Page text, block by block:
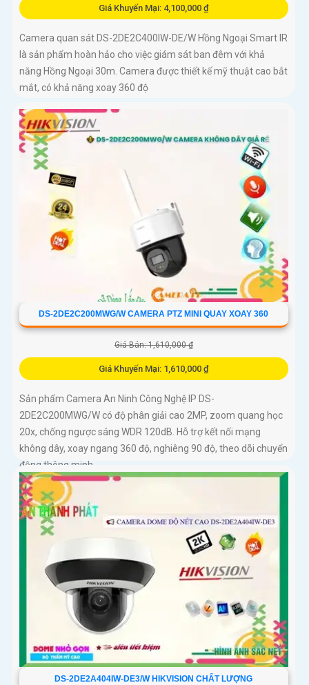
Giá Khuyến Mại: 4,100,000 ₫
Camera quan sát DS-2DE2C400IW-DE/W Hồng Ngoại Smart IR
là sản phẩm hoàn hảo cho việc giám sát ban đêm với khả
năng Hồng Ngoại 30m. Camera được thiết kế mỹ thuật cao bắt
mắt, có khả năng xoay 360 độ
DS-2DE2C200MWG/W CAMERA PTZ MINI QUAY XOAY 360
Giá Bán: 1,610,000 ₫
Giá Khuyến Mại: 1,610,000 ₫
Sản phẩm Camera An Ninh Công Nghệ IP DS-
2DE2C200MWG/W có độ phân giải cao 2MP, zoom quang học
20x, chống ngược sáng WDR 120dB. Hỗ trợ kết nối mạng
không dây, xoay ngang 360 độ, nghiêng 90 độ, theo dõi chuyển
động thông minh
DS-2DE2A404IW-DE3/W HIKVISION CHẤT LƯỢNG